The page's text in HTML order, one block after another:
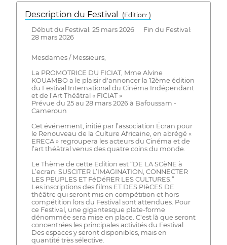
Description du Festival
( Edition: )
Début du Festival: 25 mars 2026 Fin du Festival:
28 mars 2026
Mesdames / Messieurs,
La PROMOTRICE DU FICIAT, Mme Alvine
KOUAMBO a le plaisir d'annoncer la 12ème édition
du Festival International du Cinéma Indépendant
et de l’Art Théâtral « FICIAT »
Prévue du 25 au 28 mars 2026 à Bafoussam -
Cameroun
Cet événement, initié par l’association Écran pour
le Renouveau de la Culture Africaine, en abrégé «
ERECA » regroupera les acteurs du Cinéma et de
l’art théâtral venus des quatre coins du monde.
Le Thème de cette Edition est “DE LA SCèNE à
L’ecran: SUSCITER L’IMAGINATION, CONNECTER
LES PEUPLES ET FéDéRER LES CULTURES.”
Les inscriptions des films ET DES PIèCES DE
théâtre qui seront mis en compétition et hors
compétition lors du Festival sont attendues. Pour
ce Festival, une gigantesque plate-forme
dénommée sera mise en place. C'est là que seront
concentrées les principales activités du Festival.
Des espaces y seront disponibles, mais en
quantité très sélective.